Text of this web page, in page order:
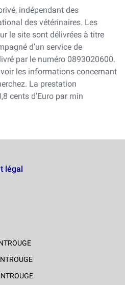
indépendant des
des vétérinaires. Les
le site sont délivrées à titre
d’un service de
par le numéro 0893020600.
les informations concernant
La prestation
cents d’Euro par min
légal